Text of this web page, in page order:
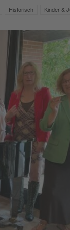
Historisch Kinder &